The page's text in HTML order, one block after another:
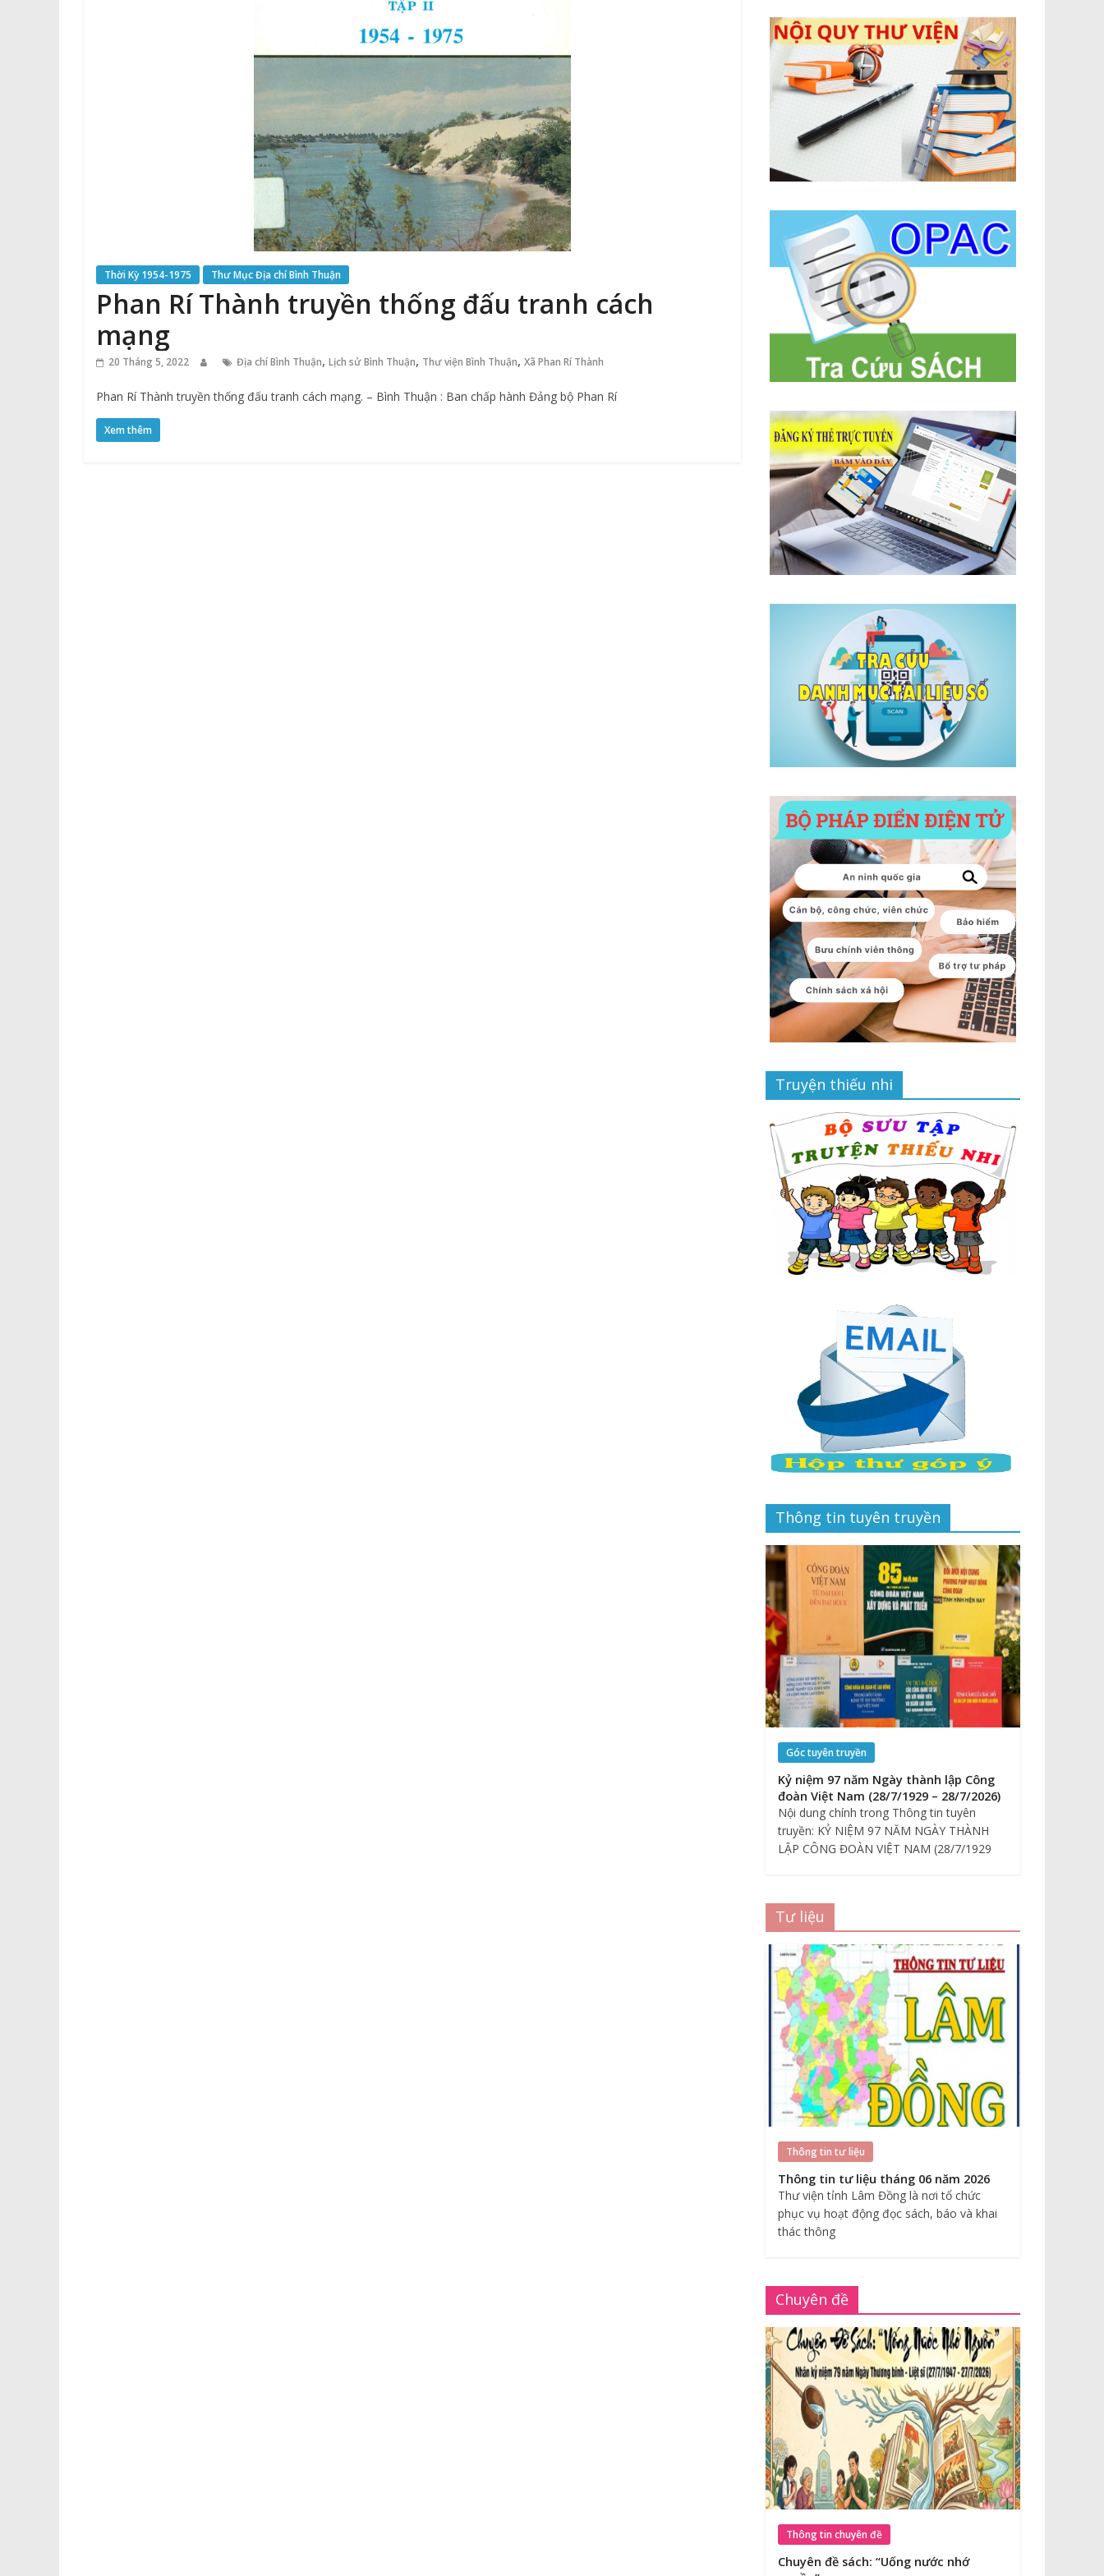
Thời Kỳ 1954-1975 Thư Mục Địa chí Bình Thuận
Phan Rí Thành truyền thống đấu tranh cách
mạng
20 Tháng 5, 2022 Địa chí Bình Thuận, Lịch sử Bình Thuận, Thư viện Bình Thuận, Xã Phan Rí Thành
Phan Rí Thành truyền thống đấu tranh cách mạng. – Bình Thuận : Ban chấp hành Đảng bộ Phan Rí
Xem thêm
Truyện thiếu nhi
Thông tin tuyên truyền
Góc tuyên truyền
Kỷ niệm 97 năm Ngày thành lập Công
đoàn Việt Nam (28/7/1929 – 28/7/2026)
Nội dung chính trong Thông tin tuyên
truyền: KỶ NIỆM 97 NĂM NGÀY THÀNH
LẬP CÔNG ĐOÀN VIỆT NAM (28/7/1929
Tư liệu
Thông tin tư liệu
Thông tin tư liệu tháng 06 năm 2026
Thư viện tỉnh Lâm Đồng là nơi tổ chức
phục vụ hoạt động đọc sách, báo và khai
thác thông
Chuyên đề
Thông tin chuyên đề
Chuyên đề sách: “Uống nước nhớ